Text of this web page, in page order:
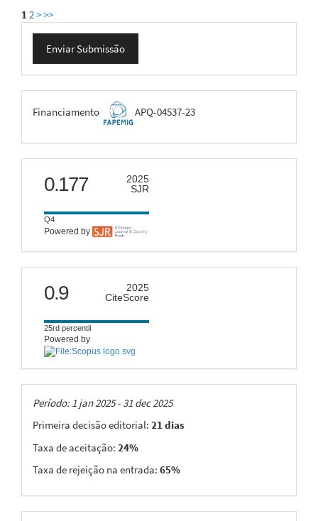
1 2>>>
Enviar
Submissão
Enviar Submissão
FAPEMIG
Financiamento APQ-04537-23
scimago
0.177
2025
SJR
Q4
Powered by
citescore
0.9
2025
CiteScore
25rd percentil
Powered by
Taxas
Período: 1 jan 2025 - 31 dec 2025
Primeira decisão editorial: 21 dias
Taxa de aceitação: 24%
Taxa de rejeição na entrada: 65%